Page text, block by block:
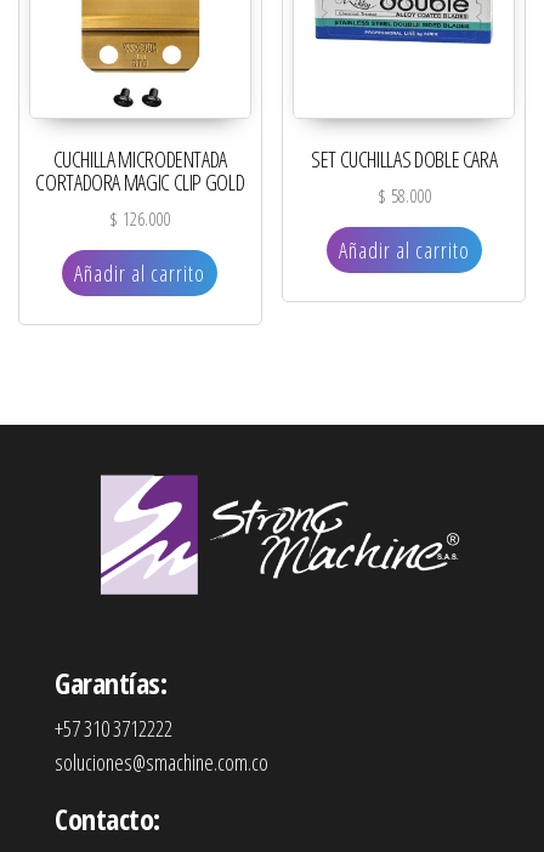
CUCHILLA MICRODENTADA
CORTADORA MAGIC CLIP GOLD
$ 126.000
Añadir al carrito
SET CUCHILLAS DOBLE CARA
$ 58.000
Añadir al carrito
Garantías:
+57 310 3712222
soluciones@smachine.com.co
Contacto: